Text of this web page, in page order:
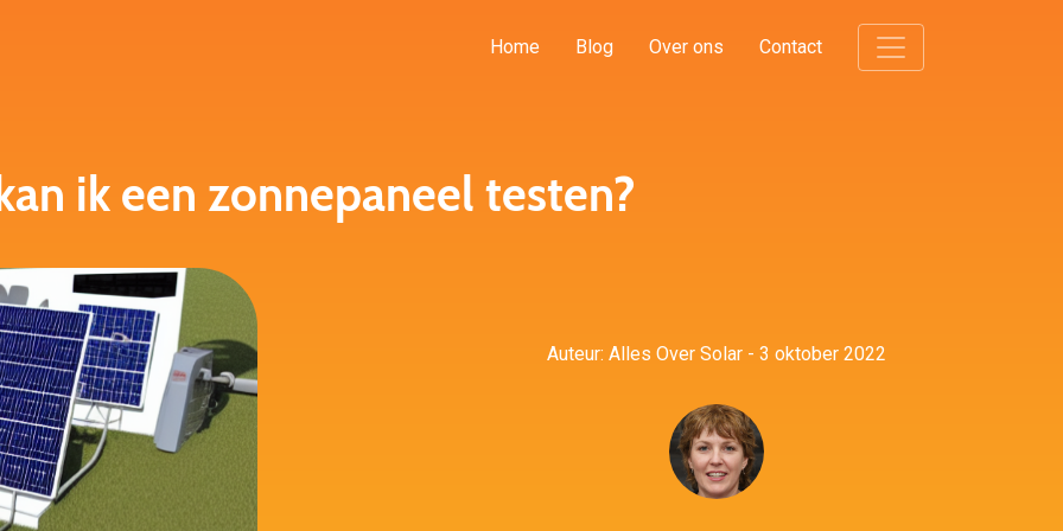
Home Blog Over ons Contact
ik een zonnepaneel testen?
Auteur: Alles Over Solar - 3 oktober 2022